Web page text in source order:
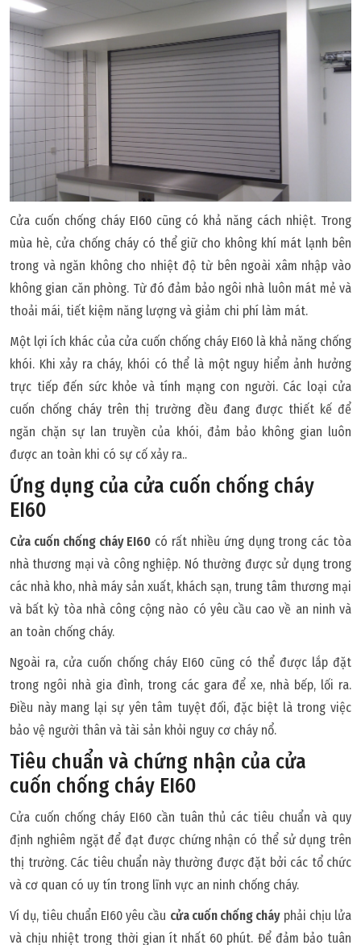
Cửa cuốn chống cháy EI60 cũng có khả năng cách nhiệt. Trong
mùa hè, cửa chống cháy có thể giữ cho không khí mát lạnh bên
trong và ngăn không cho nhiệt độ từ bên ngoài xâm nhập vào
không gian căn phòng. Từ đó đảm bảo ngôi nhà luôn mát mẻ và
thoải mái, tiết kiệm năng lượng và giảm chi phí làm mát.
Một lợi ích khác của cửa cuốn chống cháy EI60 là khả năng chống
khói. Khi xảy ra cháy, khói có thể là một nguy hiểm ảnh hưởng
trực tiếp đến sức khỏe và tính mạng con người. Các loại cửa
cuốn chống cháy trên thị trường đều đang được thiết kế để
ngăn chặn sự lan truyền của khói, đảm bảo không gian luôn
được an toàn khi có sự cố xảy ra..
Ứng dụng của cửa cuốn chống cháy
EI60
Cửa cuốn chống cháy EI60 có rất nhiều ứng dụng trong các tòa
nhà thương mại và công nghiệp. Nó thường được sử dụng trong
các nhà kho, nhà máy sản xuất, khách sạn, trung tâm thương mại
và bất kỳ tòa nhà công cộng nào có yêu cầu cao về an ninh và
an toàn chống cháy.
Ngoài ra, cửa cuốn chống cháy EI60 cũng có thể được lắp đặt
trong ngôi nhà gia đình, trong các gara để xe, nhà bếp, lối ra.
Điều này mang lại sự yên tâm tuyệt đối, đặc biệt là trong việc
bảo vệ người thân và tài sản khỏi nguy cơ cháy nổ.
Tiêu chuẩn và chứng nhận của cửa
cuốn chống cháy EI60
Cửa cuốn chống cháy EI60 cần tuân thủ các tiêu chuẩn và quy
định nghiêm ngặt để đạt được chứng nhận có thể sử dụng trên
thị trường. Các tiêu chuẩn này thường được đặt bởi các tổ chức
và cơ quan có uy tín trong lĩnh vực an ninh chống cháy.
Ví dụ, tiêu chuẩn EI60 yêu cầu cửa cuốn chống cháyphải chịu lửa
và chịu nhiệt trong thời gian ít nhất 60 phút. Để đảm bảo tuân